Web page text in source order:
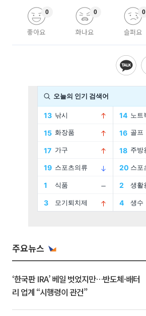
좋아요
0
화나요
0
슬퍼요
0
주요뉴스
‘한국판 IRA’ 베일 벗었지만…반도체·배터
리 업계 “시행령이 관건”